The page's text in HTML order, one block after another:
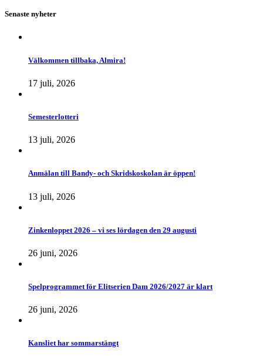
Senaste nyheter
Välkommen tillbaka, Almira!
17 juli, 2026
Semesterlotteri
13 juli, 2026
Anmälan till Bandy- och Skridskoskolan är öppen!
13 juli, 2026
Zinkenloppet 2026 – vi ses lördagen den 29 augusti
26 juni, 2026
Spelprogrammet för Elitserien Dam 2026/2027 är klart
26 juni, 2026
Kansliet har sommarstängt